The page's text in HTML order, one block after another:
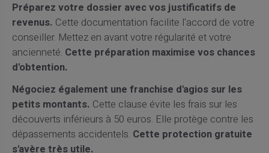
Préparez votre dossier avec vos justificatifs de
revenus. Cette documentation facilite l'accord de votre
conseiller. Mettez en avant votre régularité et votre
ancienneté. Cette préparation maximise vos chances
d'obtention.
Négociez également une franchise d'agios sur les
petits montants. Cette clause évite les frais sur les
découverts inférieurs à 50 euros. Elle protège contre les
dépassements accidentels. Cette protection gratuite
s'avère très utile.